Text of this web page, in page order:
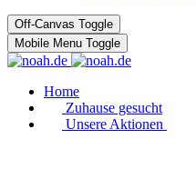
Off-Canvas Toggle
Mobile Menu Toggle
Home
Zuhause gesucht
Unsere Aktionen